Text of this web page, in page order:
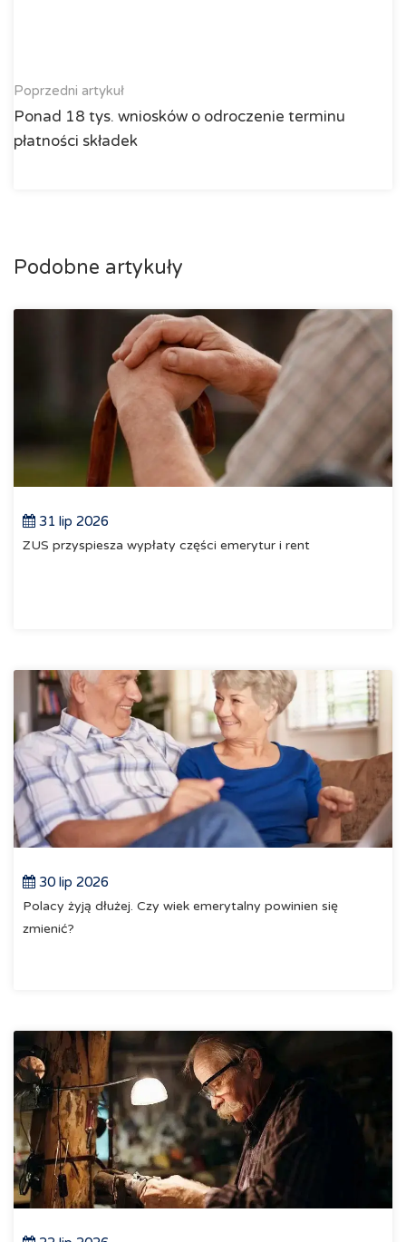
Poprzedni artykuł
Ponad 18 tys. wniosków o odroczenie terminu
płatności składek
Podobne artykuły
31 lip 2026
ZUS przyspiesza wypłaty części emerytur i rent
30 lip 2026
Polacy żyją dłużej. Czy wiek emerytalny powinien się
zmienić?